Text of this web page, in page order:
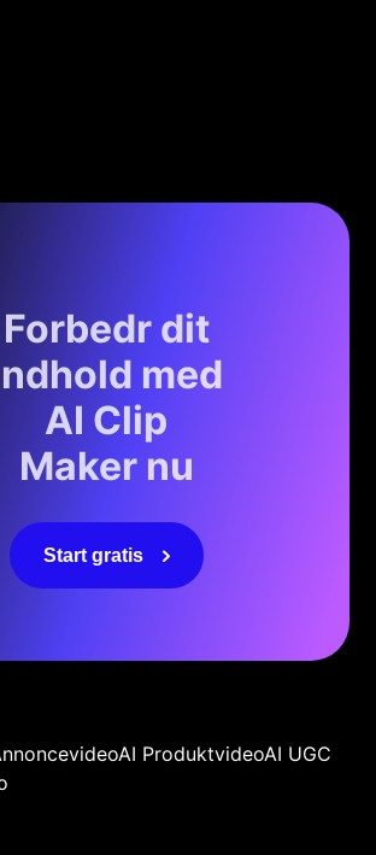
Forbedr dit
med
AI Clip
Maker nu
Start gratis
AI ProduktvideoAI UGC